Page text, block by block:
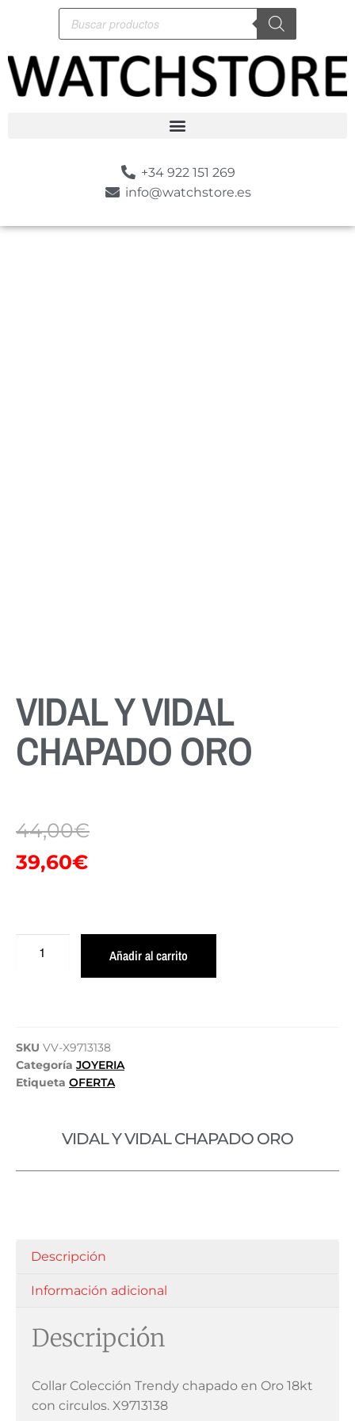
+34 922 151 269
info@watchstore.es
VIDAL Y VIDAL
CHAPADO ORO
44,00€
39,60€
Añadir al carrito
SKU VV-X9713138
Categoría JOYERIA
Etiqueta OFERTA
VIDAL Y VIDAL CHAPADO ORO
Descripción
Información adicional
Descripción
Collar Colección Trendy chapado en Oro 18kt
con circulos. X9713138